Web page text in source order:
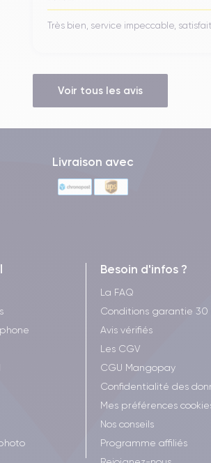
Très bien, service impeccable,
Voir tous les avis
Livraison avec
Besoin d'infos ?
La FAQ
Conditions garantie 30
Avis vérifiés
Les CGV
CGU Mangopay
Confidentialité des
Mes préférences
Nos conseils
Programme affiliés